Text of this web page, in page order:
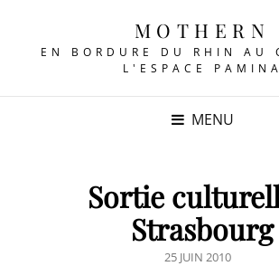
MOTHERN
EN BORDURE DU RHIN AU
L'ESPACE PAMINA
MENU
Sortie
Strasbourg
POSTED
25 JUIN 2010